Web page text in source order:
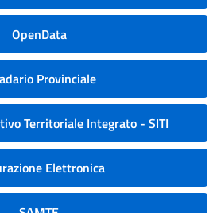
OpenData
Provinciale
Territoriale Integrato - SITI
Elettronica